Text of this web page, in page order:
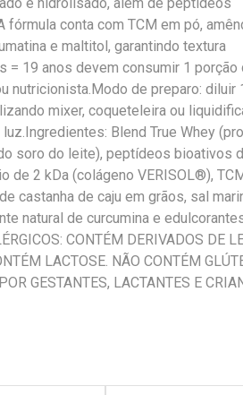
conta com TCM em pó,
e maltitol, garantindo textura
= 19 anos devem consumir 1 porção
nutricionista.Modo de preparo: diluir
mixer, coqueteleira ou
Blend True Whey
soro do leite), peptídeos bioativos
de 2 kDa (colágeno VERISOL®),
castanha de caju em grãos, sal
natural de curcumina e
CONTÉM DERIVADOS DE
LACTOSE. NÃO CONTÉM
GESTANTES, LACTANTES E